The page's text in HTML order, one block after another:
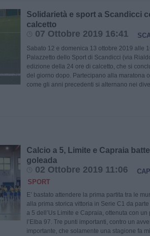
Solidarietà e sport a Scandicci
calcetto
07 Ottobre 2019 16:41
Sabato 12 e domenica 13 ottobre 2019 alle
Palazzetto dello Sport di Scandicci (via
edizione della 24 ore di calcetto, che si
del giorno dopo. Partecipano alla maratona
come gli anni precedenti si alternano nei
Calcio a 5, Limite e Capraia
goleada
02 Ottobre 2019 11:06
SPORT
E’ bastato attendere la prima partita tra le
alla prima storica vittoria in Serie C1 da
a 5 dell’Us Limite e Capraia, ottenuta con
l’Elba 97. Tre punti importanti, contro un
importante, che solamente una stagione fa